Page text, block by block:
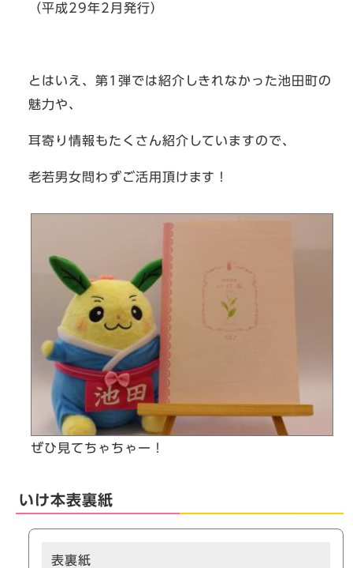
（平成29年2月発行）
とはいえ、第1弾では紹介しきれなかった池田町の
魅力や、
耳寄り情報もたくさん紹介していますので、
老若男女問わずご活用頂けます！
ぜひ見てちゃちゃー！
いけ本表裏紙
表裏紙